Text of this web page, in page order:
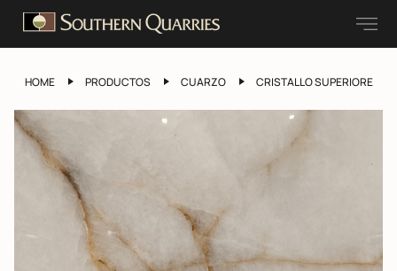
HOME PRODUCTOS CUARZO CRISTALLO SUPERIORE